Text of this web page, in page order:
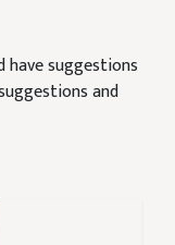
have suggestions
and